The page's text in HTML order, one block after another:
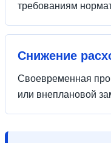
требованиям
Снижение
Своевременная
или внеплановой